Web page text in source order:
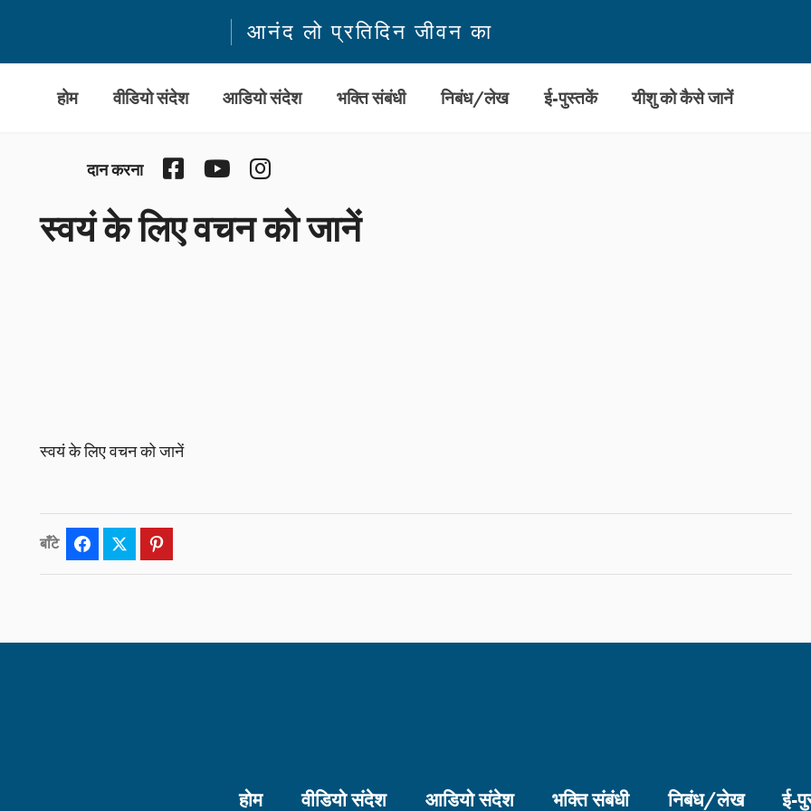
आनंद लो प्रतिदिन जीवन का
होम वीडियो संदेश आडियो संदेश भक्ति संबंधी निबंध/लेख ई-पुस्तकें यीशु को कैसे जानें
दान करना FacebookYouTubeInstagram
स्वयं के लिए वचन को जानें
स्वयं के लिए वचन को जानें
बाँटे Facebook Twitter
होम वीडियो संदेश आडियो संदेश भक्ति संबंधी निबंध/लेख ई-